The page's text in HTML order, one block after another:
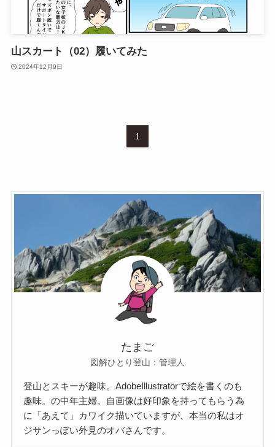
山スカート（02）履いてみた
2024年12月9日
1
たまご
図解ひとり登山：管理人
登山とスキーが趣味。AdobeIllustratorで絵を書くのも
趣味。の中年主婦。自画像は好印象を持ってもらう為
に「あえて」カワイク描いていますが、本当の私はオ
ジサンっぽい外見のオバさんです。